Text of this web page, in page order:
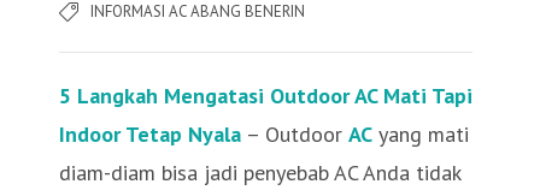
INFORMASI AC ABANG BENERIN
5 Langkah Mengatasi Outdoor AC Mati Tapi
Indoor Tetap Nyala – Outdoor AC yang mati
diam-diam bisa jadi penyebab AC Anda tidak